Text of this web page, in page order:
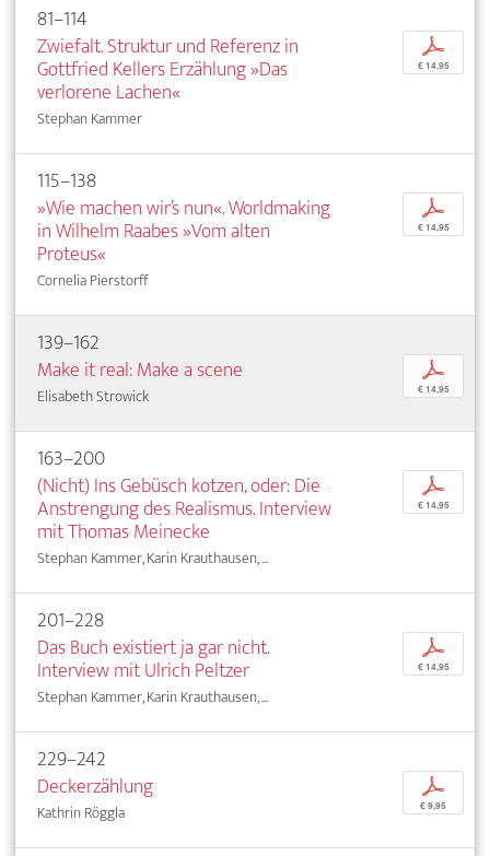
81–114
Zwiefalt. Struktur und Referenz in
Gottfried Kellers Erzählung »Das
verlorene Lachen«
Stephan Kammer
p
€ 14,95
115–138
»Wie machen wir’s nun«. Worldmaking
in Wilhelm Raabes »Vom alten
Proteus«
Cornelia Pierstorff
p
€ 14,95
139–162
Make it real: Make a scene
Elisabeth Strowick
p
€ 14,95
163–200
(Nicht) Ins Gebüsch kotzen, oder: Die
Anstrengung des Realismus. Interview
mit Thomas Meinecke
Stephan Kammer, Karin Krauthausen, ...
p
€ 14,95
201–228
Das Buch existiert ja gar nicht.
Interview mit Ulrich Peltzer
Stephan Kammer, Karin Krauthausen, ...
p
€ 14,95
229–242
Deckerzählung
Kathrin Röggla
p
€ 9,95